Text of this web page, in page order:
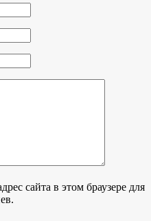
сайта в этом браузере для